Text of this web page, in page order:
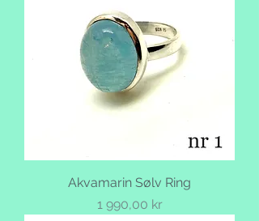
Akvamarin Sølv Ring
Pris
1 990,00 kr